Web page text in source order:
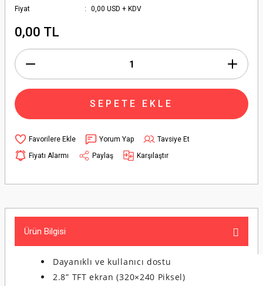
Fiyat
0,00 USD + KDV
0,00 TL
SEPETE EKLE
Yorum Yap
Tavsiye Et
Fiyatı Alarmı
Paylaş Karşılaştır
Ürün Bilgisi
Dayanıklı ve kullanıcı dostu
2.8” TFT ekran (320×240 Piksel)